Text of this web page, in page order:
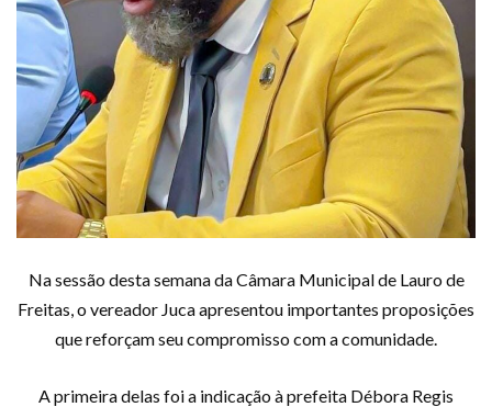
Na sessão desta semana da Câmara Municipal de Lauro de
Freitas, o vereador Juca apresentou importantes proposições
que reforçam seu compromisso com a comunidade.
A primeira delas foi a indicação à prefeita Débora Regis